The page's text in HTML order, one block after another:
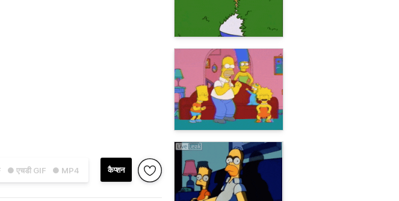
● एचडी GIF ● MP4 कैप्शन